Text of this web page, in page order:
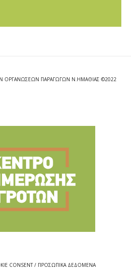
ΟΡΓΑΝΩΣΕΩΝ ΠΑΡΑΓΩΓΩΝ Ν.ΗΜΑΘΙΑΣ ©2022
CONSENT / ΠΡΟΣΩΠΙΚΑ ΔΕΔΟΜΕΝΑ